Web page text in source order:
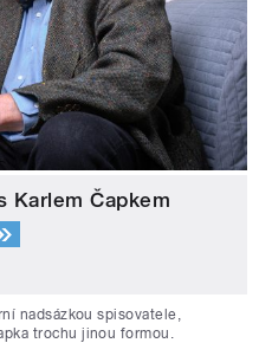
Karlem Čapkem
nadsázkou spisovatele,
trochu jinou formou.